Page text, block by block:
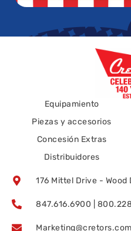
Equipamiento
Piezas y accesorios
Concesión Extras
Distribuidores
176 Mittel Drive - Wood
847.616.6900 |
Marketing@cretors.com